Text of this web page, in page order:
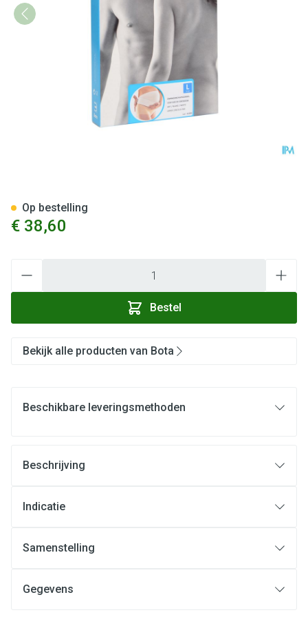
€ 38,60
Bestel
Op bestelling
Bekijk alle producten van Bota
Beschikbare leveringsmethoden
Beschrijving
Indicatie
Samenstelling
Gegevens